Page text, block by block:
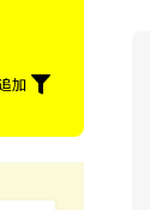
加